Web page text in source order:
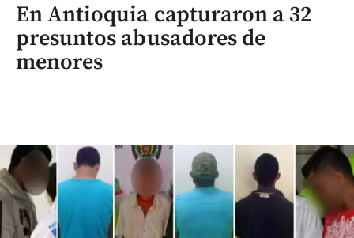
En Antioquia capturaron a 32
presuntos abusadores de
menores